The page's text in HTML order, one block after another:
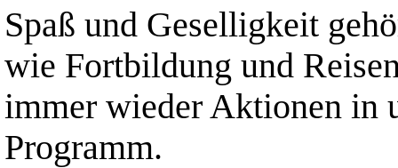
Spaß und Geselligkeit
wie Fortbildung und
immer wieder Aktionen in
Programm.